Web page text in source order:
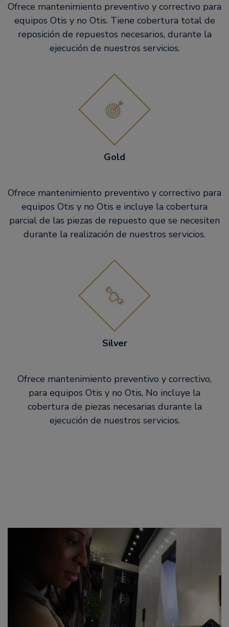
Ofrece mantenimiento preventivo y correctivo para
equipos Otis y no Otis. Tiene cobertura total de
reposición de repuestos necesarios, durante la
ejecución de nuestros servicios.
Gold
Ofrece mantenimiento preventivo y correctivo para
equipos Otis y no Otis e incluye la cobertura
parcial de las piezas de repuesto que se necesiten
durante la realización de nuestros servicios.
Silver
Ofrece mantenimiento preventivo y correctivo,
para equipos Otis y no Otis, No incluye la
cobertura de piezas necesarias durante la
ejecución de nuestros servicios.